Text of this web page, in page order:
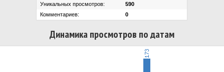
Уникальных просмотров:
590
Комментариев:
0
Динамика просмотров по датам